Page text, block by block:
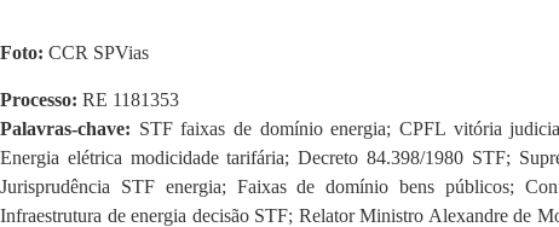
Foto: CCR SPVias
Processo: RE 1181353
Palavras-chave: STF faixas de domínio energia; CPFL vitória
Energia elétrica modicidade tarifária; Decreto 84.398/1980 STF;
Jurisprudência STF energia; Faixas de domínio bens públicos;
Infraestrutura de energia decisão STF; Relator Ministro Alexandre de